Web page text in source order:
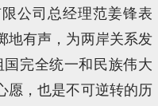
公司总经理范姜锋表
地有声，为两岸关系发
国完全统一和民族伟大
愿，也是不可逆转的历